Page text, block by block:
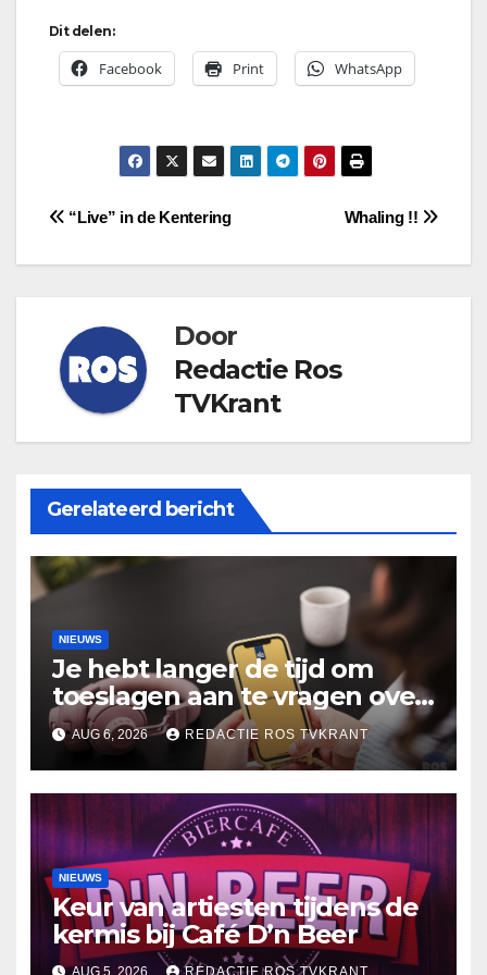
Dit delen:
Facebook Print WhatsApp
Bericht
navigatie
Whaling !!
“Live” in de Kentering
Door
Redactie Ros
TVKrant
Gerelateerd bericht
NIEUWS
Je hebt langer de tijd om
toeslagen aan te vragen over
2025
AUG 6, 2026 REDACTIE ROS TVKRANT
NIEUWS
Keur van artiesten tijdens de
kermis bij Café D’n Beer